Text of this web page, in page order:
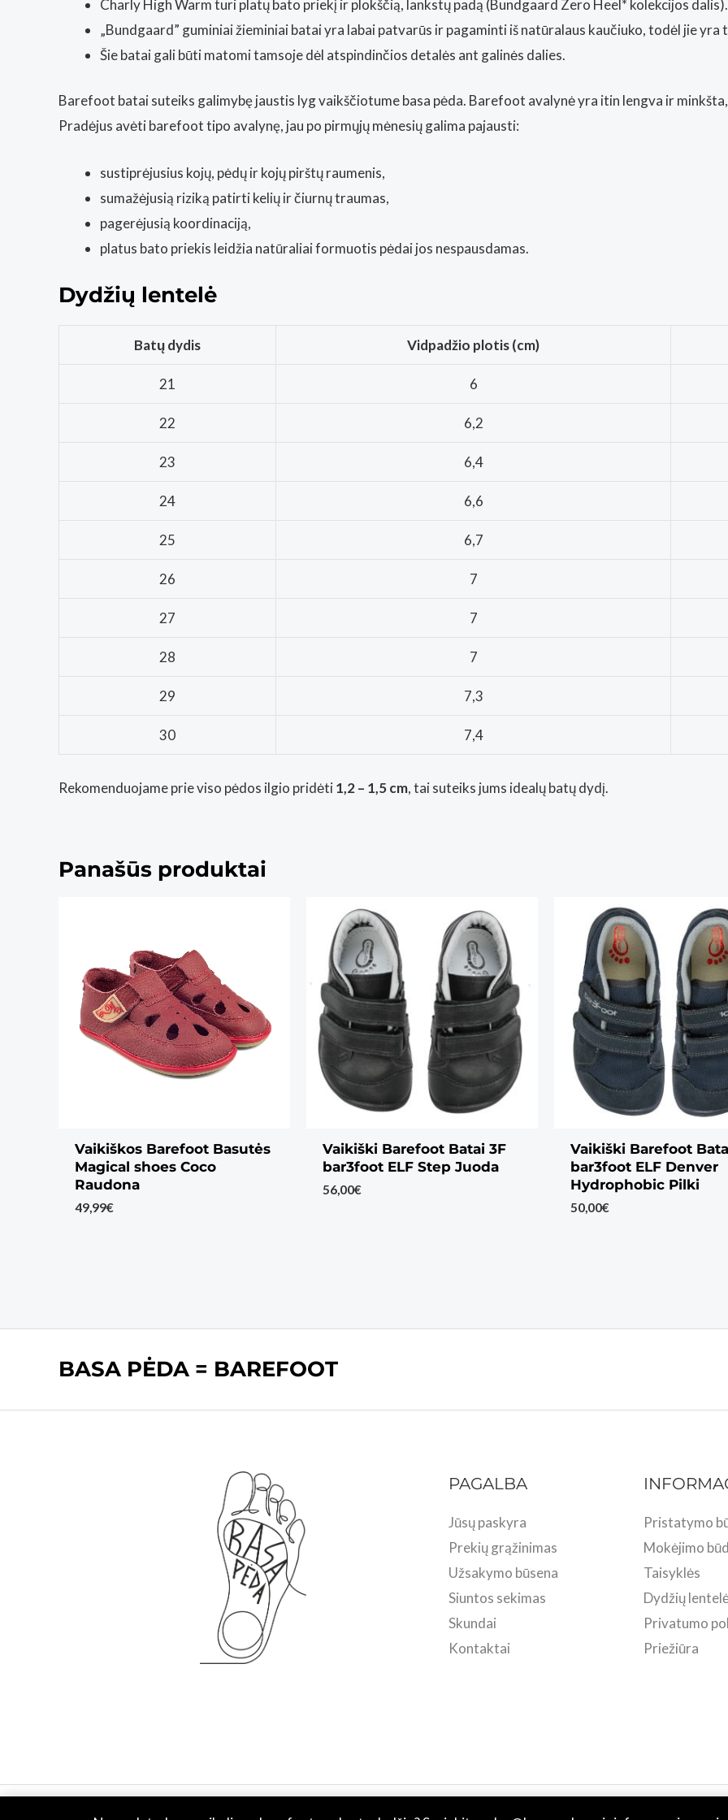
Charly High Warm turi platų bato priekį ir plokščią, lankstų padą (Bundgaard Zero Heel* kolekcijos dalis).
„Bundgaard” guminiai žieminiai batai yra labai patvarūs ir pagaminti iš natūralaus kaučiuko, todėl jie
Šie batai gali būti matomi tamsoje dėl atspindinčios detalės ant galinės dalies.
Barefoot batai suteiks galimybę jaustis lyg vaikščiotume basa pėda. Barefoot avalynė yra itin lengva ir
Pradėjus avėti barefoot tipo avalynę, jau po pirmųjų mėnesių galima pajausti:
sustiprėjusius kojų, pėdų ir kojų pirštų raumenis,
sumažėjusią riziką patirti kelių ir čiurnų traumas,
pagerėjusią koordinaciją,
platus bato priekis leidžia natūraliai formuotis pėdai jos nespausdamas.
Dydžių lentelė
Batų dydis Vidpadžio plotis (cm)
21 6
22 6,2
23 6,4
24 6,6
25 6,7
26 7
27 7
28 7
29 7,3
30 7,4
Rekomenduojame prie viso pėdos ilgio pridėti1,2 – 1,5 cm, tai suteiks jums idealų batų dydį.
Panašūs produktai
Vaikiškos Barefoot Basutės
Magical shoes Coco
Raudona
49,99€
Vaikiški Barefoot Batai 3F
bar3foot ELF Step Juoda
56,00€
Vaikiški Barefoot
bar3foot ELF Denver
Hydrophobic Pilki
50,00€
BASA PĖDA = BAREFOOT
PAGALBA
Jūsų paskyra
Prekių grąžinimas
Užsakymo būsena
Siuntos sekimas
Skundai
Kontaktai
Pristatymo
Mokėjimo
Taisyklės
Dydžių
Privatumo
Priežiūra
Copyright © 2026 Basa Pėda Barefoot. Powered by MB BASU.